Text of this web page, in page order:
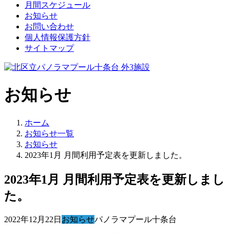
月間スケジュール
お知らせ
お問い合わせ
個人情報保護方針
サイトマップ
お知らせ
ホーム
お知らせ一覧
お知らせ
2023年1月 月間利用予定表を更新しました。
2023年1月 月間利用予定表を更新しまし
た。
2022年12月22日 お知らせパノラマプール十条台